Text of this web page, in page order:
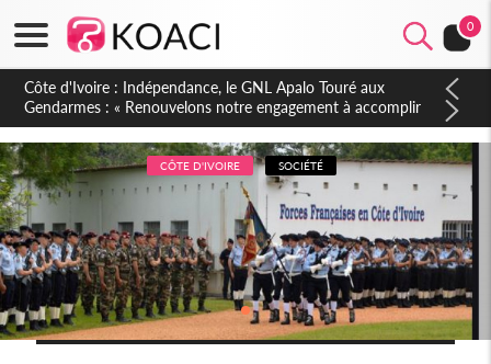
0
Sierra Leone : Un projet de réforme constitutionnelle en
gestation, points clés des amendements, un exclu d'avance
CÔTE D'IVOIRE SOCIÉTÉ